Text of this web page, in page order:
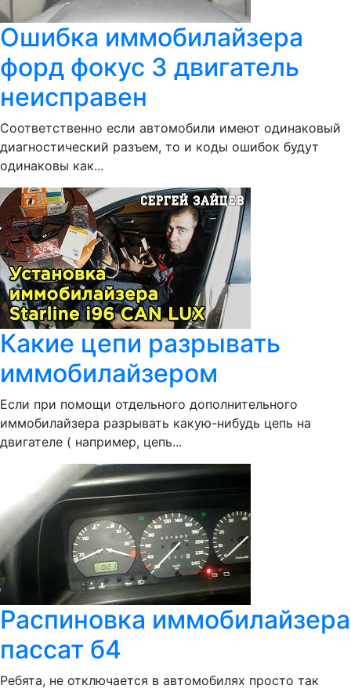
Ошибка иммобилайзера
форд фокус 3 двигатель
неисправен
Соответственно если автомобили имеют одинаковый
диагностический разъем, то и коды ошибок будут
одинаковы как...
Какие цепи разрывать
иммобилайзером
Если при помощи отдельного дополнительного
иммобилайзера разрывать какую-нибудь цепь на
двигателе ( например, цепь...
Распиновка иммобилайзера
пассат б4
Ребята, не отключается в автомобилях просто так